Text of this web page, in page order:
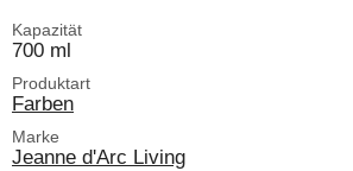
Kapazität
700 ml
Produktart
Farben
Marke
Jeanne d'Arc Living